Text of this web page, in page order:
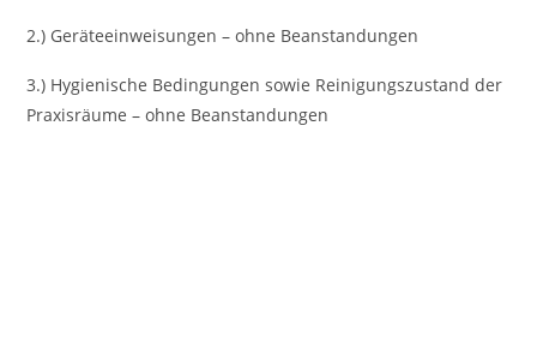
2.) Geräteeinweisungen – ohne Beanstandungen
3.) Hygienische Bedingungen sowie Reinigungszustand der
Praxisräume – ohne Beanstandungen